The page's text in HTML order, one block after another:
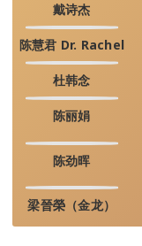
戴诗杰
陈慧君 Dr. Rachel
杜韩念
陈丽娟
陈劲晖
梁晉榮（金龙）